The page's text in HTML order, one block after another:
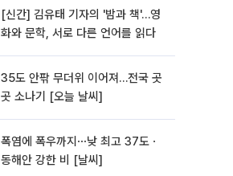
[신간] 김유태 기자의 '밤과 책'…영
화와 문학, 서로 다른 언어를 읽다
35도 안팎 무더위 이어져…전국 곳
곳 소나기 [오늘 날씨]
폭염에 폭우까지⋯낮 최고 37도ㆍ
동해안 강한 비 [날씨]